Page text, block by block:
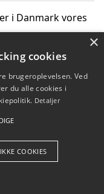
i Danmark vores
påvirker vores
×
cookies
brugeroplevelsen. Ved
du alle cookies i
Detaljer
COOKIES